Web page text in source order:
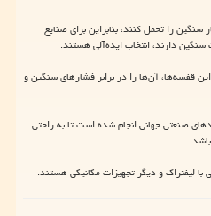
را تحمل کنند، بنابراین برای صنایع
دارند، انتخاب ایده‌آلی هستند.
قفسه‌ها، آن‌ها را در برابر فشارهای سنگین و
صنعتی جهانی انجام شده است تا به راحتی
با لیفتراک و دیگر تجهیزات مکانیکی هستند.